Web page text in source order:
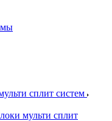
сплит систем
мульти сплит